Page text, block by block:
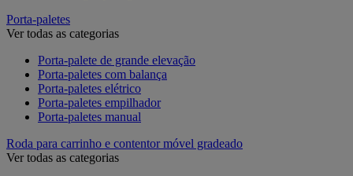
Porta-paletes
Ver todas as categorias
Porta-palete de grande elevação
Porta-paletes com balança
Porta-paletes elétrico
Porta-paletes empilhador
Porta-paletes manual
Roda para carrinho e contentor móvel gradeado
Ver todas as categorias